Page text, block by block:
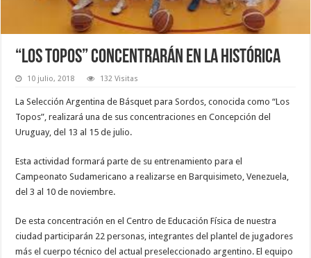
“Los Topos” concentrarán en La Histórica
10 julio, 2018 132 Visitas
La Selección Argentina de Básquet para Sordos, conocida como “Los
Topos”, realizará una de sus concentraciones en Concepción del
Uruguay, del 13 al 15 de julio.
Esta actividad formará parte de su entrenamiento para el
Campeonato Sudamericano a realizarse en Barquisimeto, Venezuela,
del 3 al 10 de noviembre.
De esta concentración en el Centro de Educación Física de nuestra
ciudad participarán 22 personas, integrantes del plantel de jugadores
más el cuerpo técnico del actual preseleccionado argentino. El equipo